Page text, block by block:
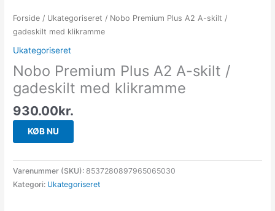
Forside / Ukategoriseret / Nobo Premium Plus A2 A-skilt /
gadeskilt med klikramme
Ukategoriseret
Nobo Premium Plus A2 A-skilt /
gadeskilt med klikramme
930.00kr.
KØB NU
Varenummer (SKU):8537280897965065030
Kategori: Ukategoriseret